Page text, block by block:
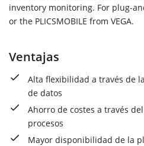
inventory monitoring. For plug-
or the PLICSMOBILE from VEGA.
Ventajas
Alta flexibilidad a través de
de datos
Ahorro de costes a través
procesos
Mayor disponibilidad de la